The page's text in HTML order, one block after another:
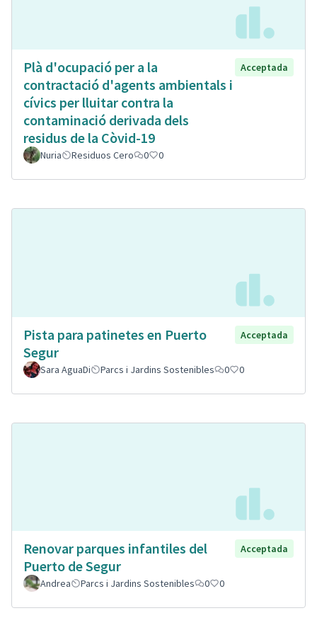
Plà d'ocupació per a la
contractació d'agents ambientals i
cívics per lluitar contra la
contaminació derivada dels
residus de la Còvid-19
Acceptada
Nuria Residuos Cero 0 0
Pista para patinetes en Puerto
Segur
Acceptada
Sara AguaDi Parcs i Jardins Sostenibles 0 0
Renovar parques infantiles del
Puerto de Segur
Acceptada
Andrea Parcs i Jardins Sostenibles 0 0